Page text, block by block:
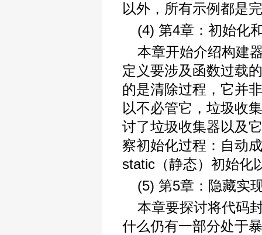
以外，所有示例都是
(4) 第4章：初始化
本章开始介绍构建
定义要涉及函数过载
的是清除过程，它并
以不必管它，垃圾收
讨了垃圾收集器以及
察初始化过程：自动
static（静态）初始化
(5) 第5章：隐藏实
本章要探讨将代码
什么仍有一部分处于